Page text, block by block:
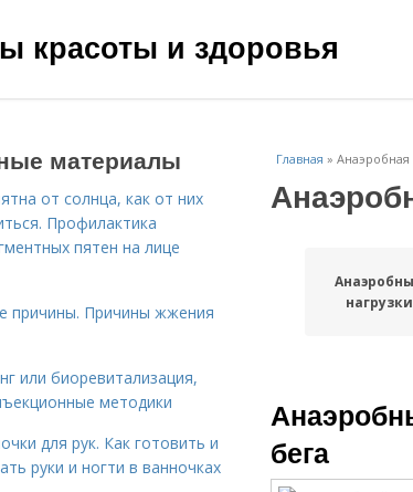
красоты и здоровья
Главная » Анаэробная
нагрузки
бега
материалы
от солнца, как от них
Профилактика
пятен на лице
причины. Причины жжения
или биоревитализация,
методики
для рук. Как готовить и
руки и ногти в ванночках